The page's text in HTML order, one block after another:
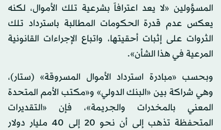
المسؤولين «لا يعد اعترافاً بشرعية تلك الأموال، لكنه
يعكس عدم قدرة الحكومات المطالبة باسترداد تلك
الثروات على إثبات أحقيتها، واتباع الإجراءات القانونية
المرعية في هذا الشأن».
وبحسب «مبادرة استرداد الأموال المسروقة» (ستار)،
وهي شراكة بين «البنك الدولي» و«مكتب الأمم المتحدة
المعني بالمخدرات والجريمة»، فإن «التقديرات
المتحفظة تذهب إلى أن نحو 20 إلى 40 مليار دولار